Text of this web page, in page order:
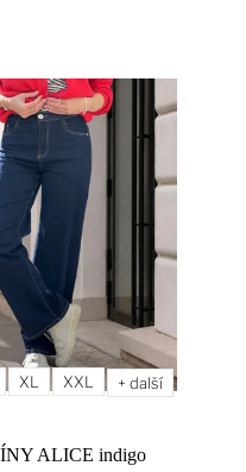
XL XXL + další
ALICE indigo